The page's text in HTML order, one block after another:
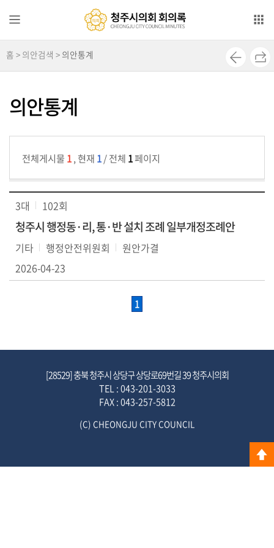
본문으로 바로가기
메인메뉴 바로가기
전
자
의
록
상
회
의
록
의
안
검
색
홈 > 의안검색 > 의안통계
의안통계
전체게시물 1, 현재 1/ 전체 1페이지
3대 102회
청주시 행정동·리, 통·반 설치 조례 일부개정조례안
기타 행정안전위원회
원안가결
2026-04-23
1
[28529] 충북 청주시 상당구 상당로69번길 39 청주시의회
TEL : 043-201-3033
FAX : 043-257-5812
(C) CHEONGJU CITY COUNCIL